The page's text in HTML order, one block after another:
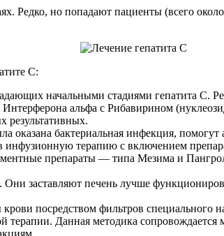
Редко, но попадают пациенты (всего
C:
начальными стадиями гепатита C.
альфа с Рибавирином
результативных.
бактериальная инфекция,
терапию с включением
препараты — типа Мезима и
заставляют печень лучше
посредством фильтров
терапии. Данная методика